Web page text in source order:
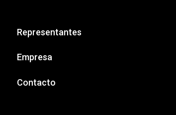
Representantes
Empresa
Contacto